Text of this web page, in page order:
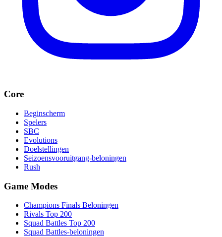
Core
Beginscherm
Spelers
SBC
Evolutions
Doelstellingen
Seizoensvooruitgang-beloningen
Rush
Game Modes
Champions Finals Beloningen
Rivals Top 200
Squad Battles Top 200
Squad Battles-beloningen